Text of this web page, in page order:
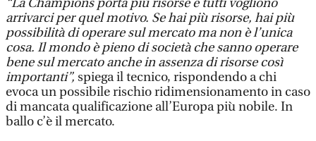
“La Champions porta più risorse e tutti vogliono
arrivarci per quel motivo. Se hai più risorse, hai più
possibilità di operare sul mercato ma non è l’unica
cosa. Il mondo è pieno di società che sanno operare
bene sul mercato anche in assenza di risorse così
importanti”, spiega il tecnico, rispondendo a chi
evoca un possibile rischio ridimensionamento in caso
di mancata qualificazione all’Europa più nobile. In
ballo c’è il mercato.